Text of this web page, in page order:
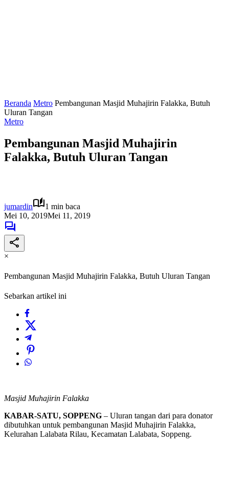
Beranda Metro Pembangunan Masjid Muhajirin Falakka, Butuh
Uluran Tangan
Metro
Pembangunan Masjid Muhajirin
Falakka, Butuh Uluran Tangan
jumardin
1 min baca
Mei 10, 2019Mei 11, 2019
×
Pembangunan Masjid Muhajirin Falakka, Butuh Uluran Tangan
Sebarkan artikel ini
Masjid Muhajirin Falakka
KABAR-SATU, SOPPENG – Uluran tangan dari para donator
dibutuhkan untuk pembangunan Masjid Muhajirin Falakka,
Kelurahan Lalabata Rilau, Kecamatan Lalabata, Soppeng.